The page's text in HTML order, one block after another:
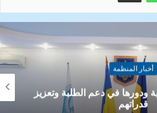
أخبار المنظمة
الدولية تغيب: صمت العالم
في الجريمة